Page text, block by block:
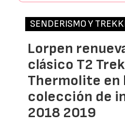
SENDERISMO Y
Lorpen
clásico T2
Thermolite en
colección de
2018 2019